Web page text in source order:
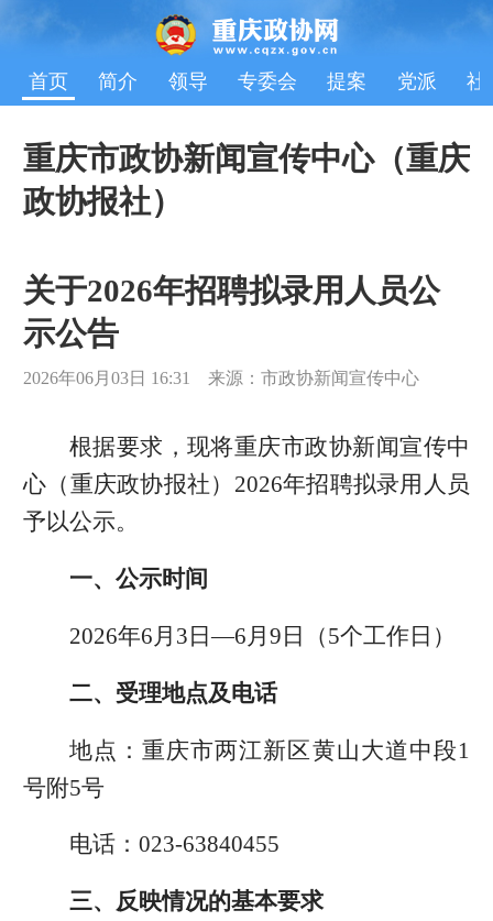
首页 简介 领导 专委会 提案 党派 社
重庆市政协新闻宣传中心（重庆
政协报社）
关于2026年招聘拟录用人员公
示公告
2026年06月03日 16:31 来源：市政协新闻宣传中心
根据要求，现将重庆市政协新闻宣传中
心（重庆政协报社）2026年招聘拟录用人员
予以公示。
一、公示时间
2026年6月3日—6月9日（5个工作日）
二、受理地点及电话
地点：重庆市两江新区黄山大道中段1
号附5号
电话：023-63840455
三、反映情况的基本要求